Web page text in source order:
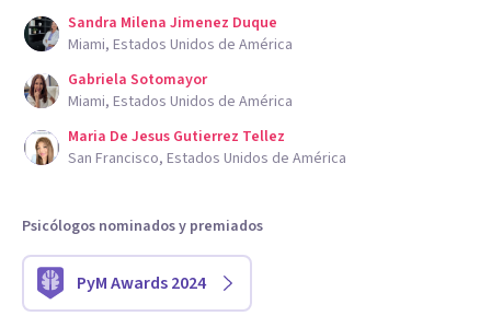
Sandra Milena Jimenez Duque
Miami, Estados Unidos de América
Gabriela Sotomayor
Miami, Estados Unidos de América
Maria De Jesus Gutierrez Tellez
San Francisco, Estados Unidos de América
Psicólogos nominados y premiados
PyM Awards 2024